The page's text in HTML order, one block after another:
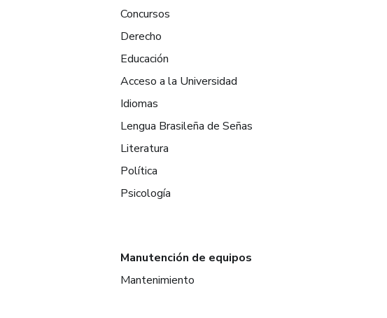
Concursos
Derecho
Educación
Acceso a la Universidad
Idiomas
Lengua Brasileña de Señas
Literatura
Política
Psicología
Manutención de equipos
Mantenimiento